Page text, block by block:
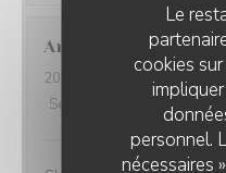
Le
cookies
personnel.
nécessaires
Anaïs
2026-07-23
- 12:15 -
Service
Ambiance : 5